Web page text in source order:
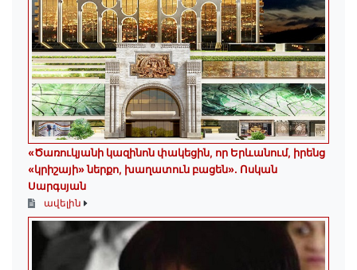
«Ծառուկյանի կազինոն փակեցին, որ Երևանում, իրենց
«կրիշայի» ներքո, խաղատուն բացեն»․ Ոսկան
Սարգսյան
ավելին